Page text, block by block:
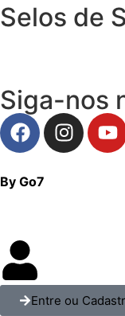
Selos de
Siga-nos
By Go7
Entre ou